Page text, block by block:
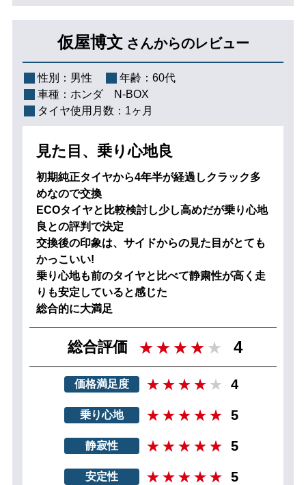
仮屋博文 さんからのレビュー
性別： 男性 年齢： 60代
車種： ホンダ N-BOX
タイヤ使用月数： 1ヶ月
見た目、乗り心地良
初期純正タイヤから4年半が経過しクラック多
めなので交換
ECOタイヤと比較検討し少し高めだが乗り心地
良との評判で決定
交換後の印象は、サイドからの見た目がとても
かっこいい!
乗り心地も前のタイヤと比べて静粛性が高く走
りも安定していると感じた
総合的に大満足
総合評価 4
価格満足度 4
乗り心地 5
静寂性 5
安定性 5